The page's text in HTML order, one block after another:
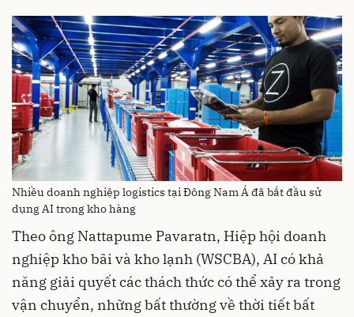
Nhiều doanh nghiệp logistics tại Đông Nam Á đã bắt đầu sử
dụng AI trong kho hàng
Theo ông Nattapume Pavaratn, Hiệp hội doanh
nghiệp kho bãi và kho lạnh (WSCBA), AI có khả
năng giải quyết các thách thức có thể xảy ra trong
vận chuyển, những bất thường về thời tiết bất